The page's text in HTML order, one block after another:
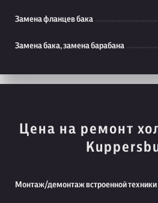
Замена фланцев бака
Замена бака, замена барабана
Цена на ремонт
Монтаж/демонтаж встроенной техники